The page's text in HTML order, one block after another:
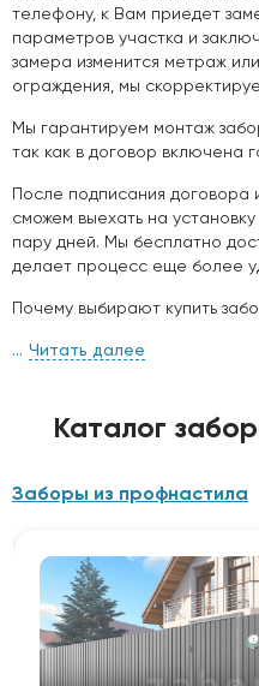
телефону, к Вам приедет
параметров участка и
замера изменится метраж
ограждения, мы
Мы гарантируем монтаж
так как в договор включена
После подписания
сможем выехать на
пару дней. Мы бесплатно
делает процесс еще более
Почему выбирают купить
Читать далее
Каталог
Заборы из профнастила